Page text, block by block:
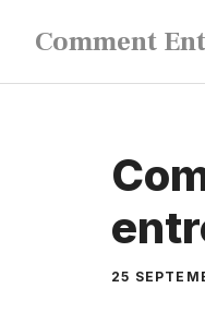
contenu
Comment
25